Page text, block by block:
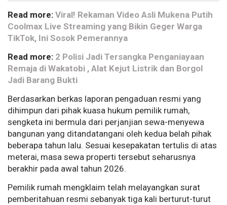
Read more: Viral! Rekaman Video Asli Mukena Putih
Coolmax Live Streaming yang Bikin Geger Warga
TikTok, Ini Sosok Pemerannya
Read more: 2 Polisi Jadi Tersangka Penganiayaan
Remaja di Wakatobi , Alat Kejut Listrik dan Borgol
Jadi Barang Bukti
Berdasarkan berkas laporan pengaduan resmi yang
dihimpun dari pihak kuasa hukum pemilik rumah,
sengketa ini bermula dari perjanjian sewa-menyewa
bangunan yang ditandatangani oleh kedua belah pihak
beberapa tahun lalu. Sesuai kesepakatan tertulis di atas
meterai, masa sewa properti tersebut seharusnya
berakhir pada awal tahun 2026.
Pemilik rumah mengklaim telah melayangkan surat
pemberitahuan resmi sebanyak tiga kali berturut-turut